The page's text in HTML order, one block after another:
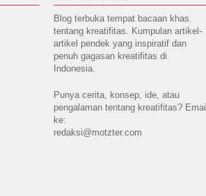
Blog terbuka tempat bacaan khas
tentang kreatifitas. Kumpulan artikel-
artikel pendek yang inspiratif dan
penuh gagasan kreatifitas di
Indonesia.
Punya cerita, konsep, ide, atau
pengalaman tentang kreatifitas? Email
ke:
redaksi@motzter.com